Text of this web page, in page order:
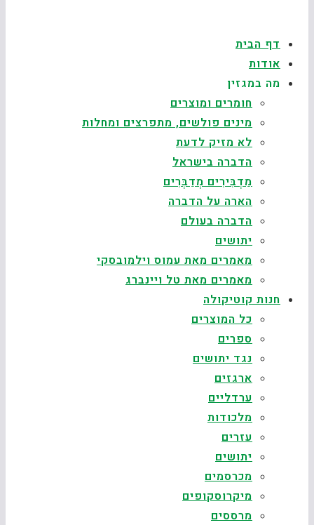
דף הבית
אודות
מה במגזין
חומרים ומוצרים
מינים פולשים, מתפרצים ומחלות
לא מזיק לדעת
הדברה בישראל
מַדְבִּירִים מְדַבְּרִים
הארה על הדברה
הדברה בעולם
יתושים
מאמרים מאת עמוס וילמובסקי
מאמרים מאת טל ויינברג
חנות קוטיקולה
כל המוצרים
ספרים
נגד יתושים
ארגזים
ערדליים
מלכודות
עזרים
יתושים
מכרסמים
מיקרוסקופים
מרססים